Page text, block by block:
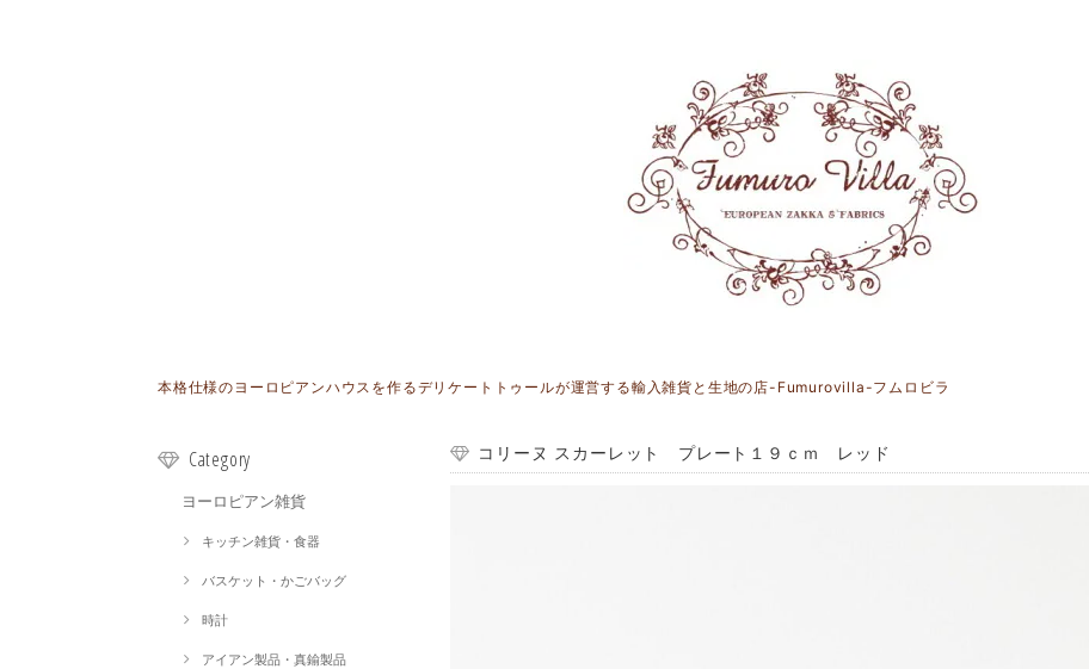
本格仕様のヨーロピアンハウスを作るデリケートトゥールが運営する輸入雑貨と生地の店-Fumurovilla-フムロビラ
Category
ヨーロピアン雑貨
キッチン雑貨・食器
バスケット・かごバッグ
時計
アイアン製品・真鍮製品
コリーヌ スカーレット プレート１９ｃｍ レッド